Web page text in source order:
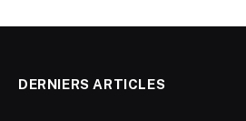
DERNIERS ARTICLES